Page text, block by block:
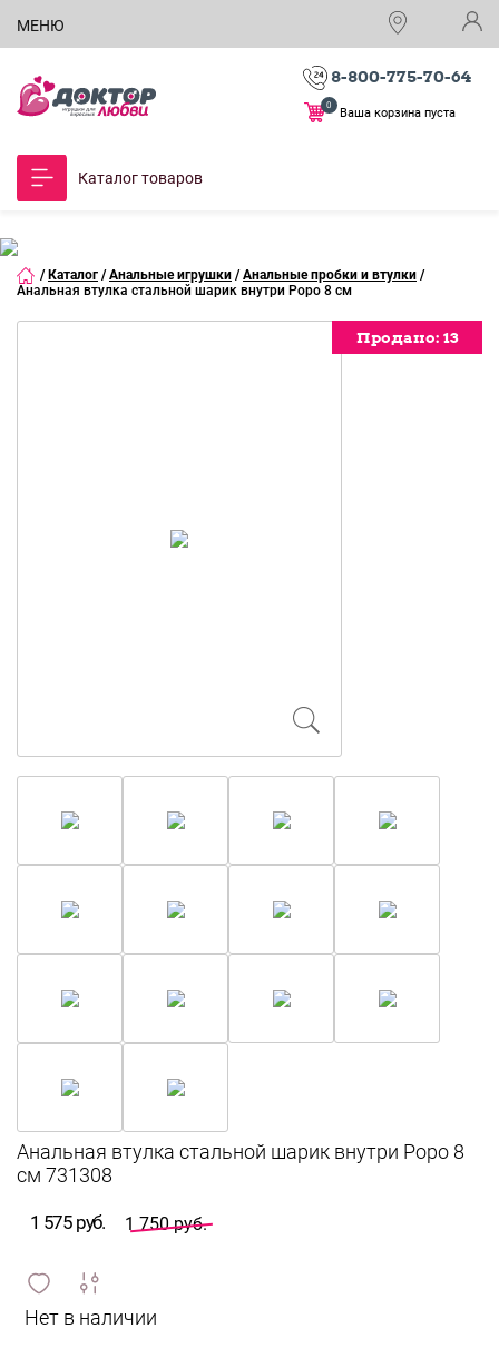
МЕНЮ
8-800-775-70-64
Ваша корзина пуста
0
Каталог товаров
/ Каталог / Анальные игрушки / Анальные пробки и втулки /
Анальная втулка стальной шарик внутри Popo 8 см
Продано: 13
Продано: 13
Продано: 13
Продано: 13
Продано: 13
Продано: 13
Продано: 13
Продано: 13
Продано: 13
Продано: 13
Продано: 13
Продано: 13
Продано: 13
Продано: 13
1 575 руб. 1 750 руб.
и
сравнить
ИЗБРАННОЕ